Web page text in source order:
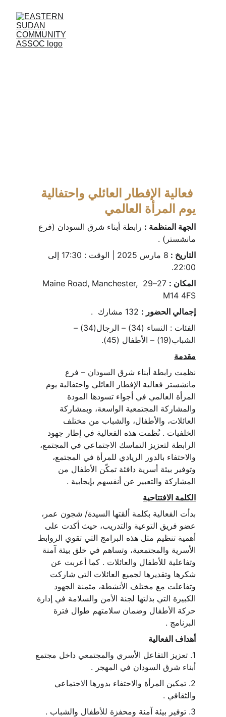
فعالية الإفطار العائلي واحتفالية
يوم المرأة العالمي
الجهة المنظمة : رابطة أبناء شرق السودان (فرع
مانشستر) .
التاريخ :
8 مارس 2025 | الوقت : 17:30 إلى
22:00.
المكان :
27–29 Maine Road, Manchester,
M14 4FS
إجمالي الحضور :
الفئات : النساء (34) – الرجال(34) –
الشباب(19) – الأطفال (45).
مقدمة
نظمت رابطة أبناء شرق السودان – فرع
مانشستر فعالية الإفطار العائلي واحتفالية يوم
المرأة العالمي في أجواء تسودها المودة
والمشاركة المجتمعية الواسعة، وبمشاركة
العائلات، والأطفال، والشباب من مختلف
الخلفيات . نُظمت هذه الفعالية في إطار جهود
الرابطة لتعزيز التماسك الاجتماعي في المجتمع،
والاحتفاء بالدور الريادي للمرأة في المجتمع،
وتوفير بيئة أسرية دافئة تمكّن الأطفال من
المشاركة والتعبير عن أنفسهم بإيجابية .
الكلمة الافتتاحية
بدأت الفعالية بكلمة ألقتها السيدة/ شجون عمر،
عضو فريق التوعية والتدريب، حيث أكدت على
أهمية تنظيم مثل هذه البرامج التي تقوي الروابط
الأسرية والمجتمعية، وتساهم في خلق بيئة آمنة
وتفاعلية للأطفال والعائلات . كما أعربت عن
شكرها وتقديرها لجميع العائلات التي شاركت
وتفاعلت مع مختلف الأنشطة، مثمنة الجهود
الكبيرة التي بذلتها لجنة الأمن والسلامة في إدارة
حركة الأطفال وضمان سلامتهم طوال فترة
البرنامج .
أهداف الفعالية
1. تعزيز التفاعل الأسري والمجتمعي داخل مجتمع
أبناء شرق السودان في المهجر .
2. تمكين المرأة والاحتفاء بدورها الاجتماعي
والثقافي .
3. توفير بيئة آمنة ومحفزة للأطفال والشباب .